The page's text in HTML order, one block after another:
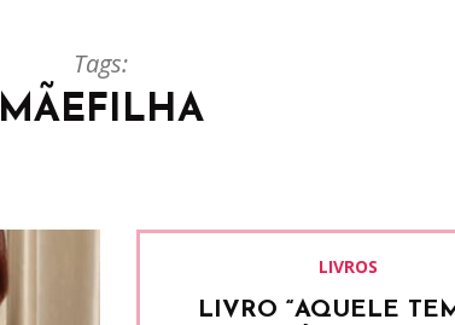
Tags:
MÃEFILHA
LIVROS
LIVRO “AQUELE